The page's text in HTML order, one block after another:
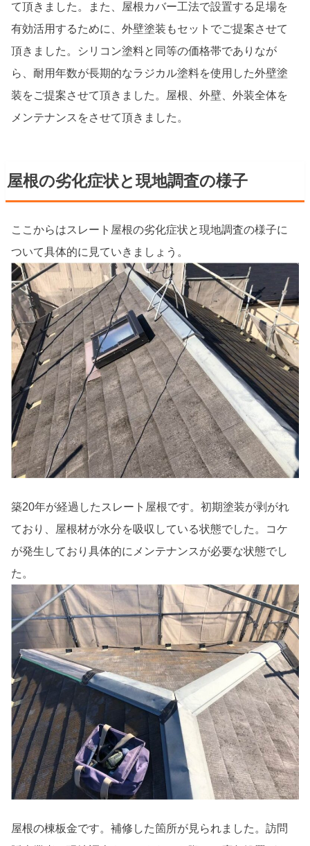
て頂きました。また、屋根カバー工法で設置する足場を
有効活用するために、外壁塗装もセットでご提案させて
頂きました。シリコン塗料と同等の価格帯でありなが
ら、耐用年数が長期的なラジカル塗料を使用した外壁塗
装をご提案させて頂きました。屋根、外壁、外装全体を
メンテナンスをさせて頂きました。
屋根の劣化症状と現地調査の様子
ここからはスレート屋根の劣化症状と現地調査の様子に
ついて具体的に見ていきましょう。
築20年が経過したスレート屋根です。初期塗装が剥がれ
ており、屋根材が水分を吸収している状態でした。コケ
が発生しており具体的にメンテナンスが必要な状態でし
た。
屋根の棟板金です。補修した箇所が見られました。訪問